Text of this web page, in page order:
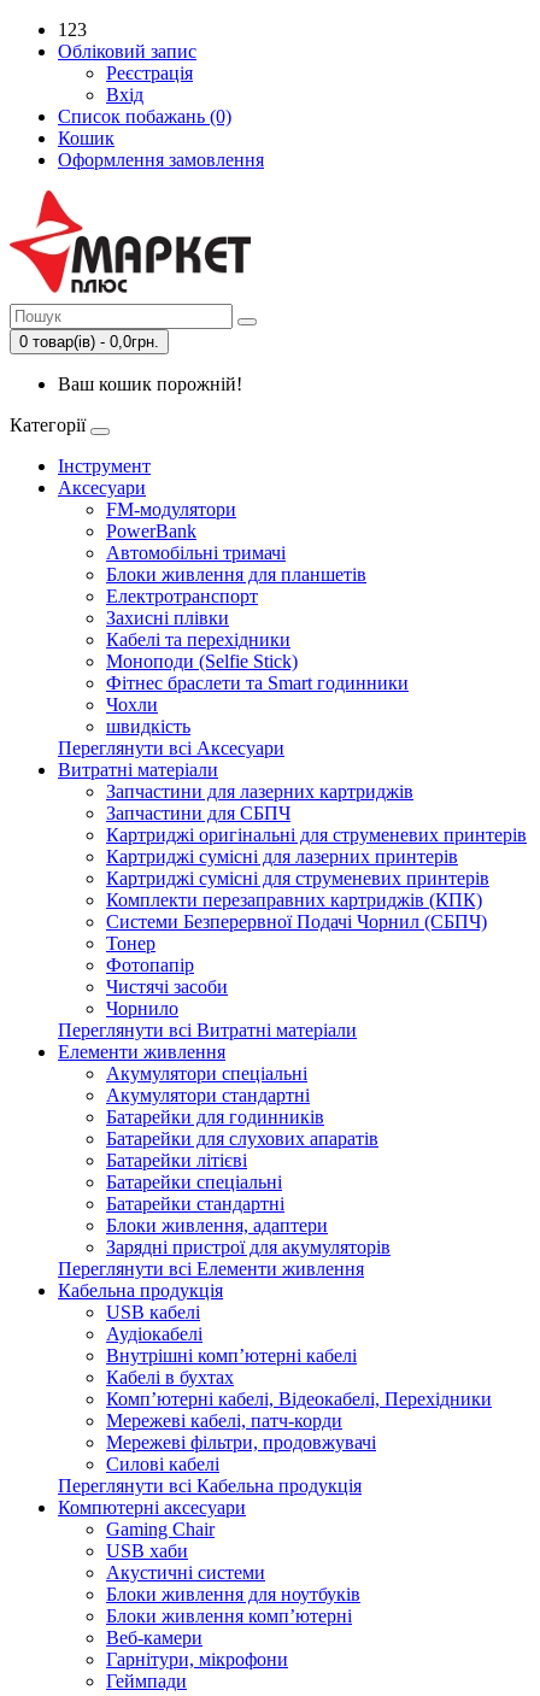
123
Обліковий запис
Реєстрація
Вхід
Список побажань (0)
Кошик
Оформлення замовлення
0 товар(ів) - 0,0грн.
Ваш кошик порожній!
Категорії
Інструмент
Аксесуари
FM-модулятори
PowerBank
Автомобільні тримачі
Блоки живлення для планшетів
Електротранспорт
Захисні плівки
Кабелі та перехідники
Моноподи (Selfie Stick)
Фітнес браслети та Smart годинники
Чохли
швидкість
Переглянути всі Аксесуари
Витратні матеріали
Запчастини для лазерних картриджів
Запчастини для СБПЧ
Картриджі оригінальні для струменевих принтерів
Картриджі сумісні для лазерних принтерів
Картриджі сумісні для струменевих принтерів
Комплекти перезаправних картриджів (КПК)
Системи Безперервної Подачі Чорнил (СБПЧ)
Тонер
Фотопапір
Чистячі засоби
Чорнило
Переглянути всі Витратні матеріали
Елементи живлення
Акумулятори спеціальні
Акумулятори стандартні
Батарейки для годинників
Батарейки для слухових апаратів
Батарейки літієві
Батарейки спеціальні
Батарейки стандартні
Блоки живлення, адаптери
Зарядні пристрої для акумуляторів
Переглянути всі Елементи живлення
Кабельна продукція
USB кабелі
Аудіокабелі
Внутрішні комп’ютерні кабелі
Кабелі в бухтах
Комп’ютерні кабелі, Відеокабелі, Перехідники
Мережеві кабелі, патч-корди
Мережеві фільтри, продовжувачі
Силові кабелі
Переглянути всі Кабельна продукція
Компютерні аксесуари
Gaming Chair
USB хаби
Акустичні системи
Блоки живлення для ноутбуків
Блоки живлення комп’ютерні
Веб-камери
Гарнітури, мікрофони
Геймпади